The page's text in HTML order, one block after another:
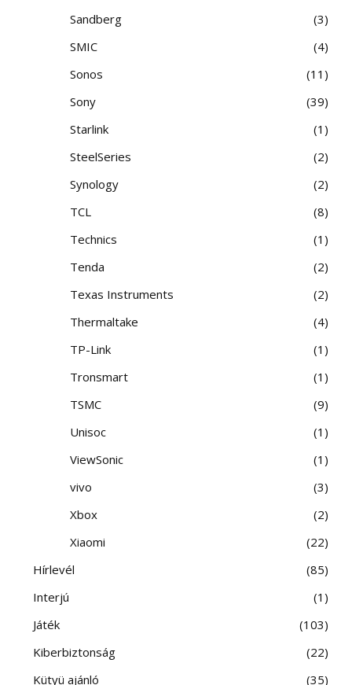
Sandberg
3
SMIC
4
Sonos
11
Sony
39
Starlink
1
SteelSeries
2
Synology
2
TCL
8
Technics
1
Tenda
2
Texas Instruments
2
Thermaltake
4
TP-Link
1
Tronsmart
1
TSMC
9
Unisoc
1
ViewSonic
1
vivo
3
Xbox
2
Xiaomi
22
Hírlevél
85
Interjú
1
Játék
103
Kiberbiztonság
22
Kütyü ajánló
35